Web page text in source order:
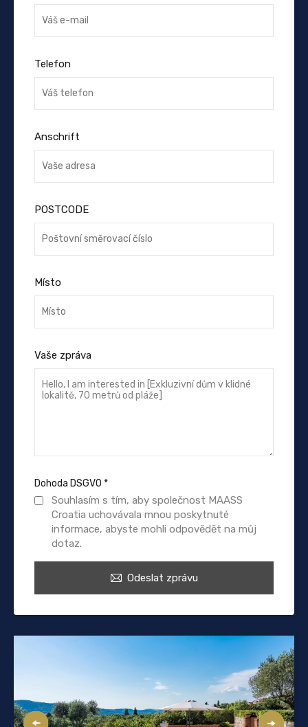
Telefon
Anschrift
POSTCODE
Místo
Vaše zpráva
Dohoda DSGVO *
Souhlasím s tím, aby společnost MAASS
Croatia uchovávala mnou poskytnuté
informace, abyste mohli odpovědět na můj
dotaz.
Odeslat zprávu